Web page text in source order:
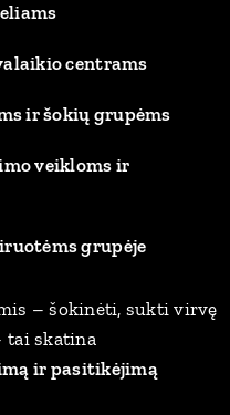
centrams
ir šokių grupėms
veikloms ir
grupėje
– šokinėti, sukti virvę
tai skatina
ir pasitikėjimą